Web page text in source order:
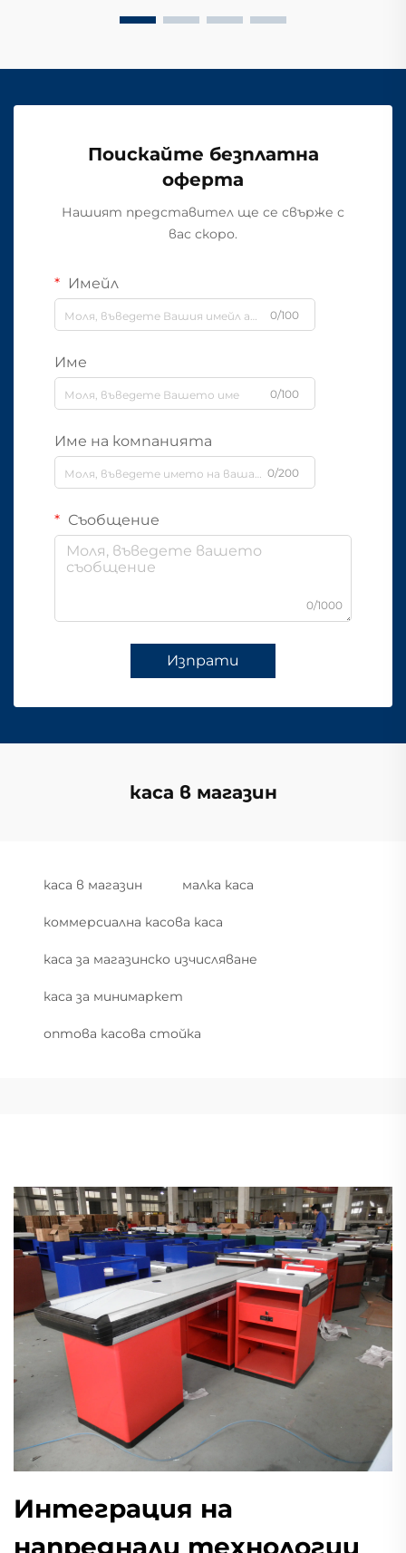
Поискайте безплатна
оферта
Нашият представител ще се свърже с
вас скоро.
Имейл
0/100
Име
0/100
Име на компанията
0/200
Съобщение
0/1000
Изпрати
каса в магазин
каса в магазин малка каса
коммерсиална касова каса
каса за магазинско изчисляване
каса за минимаркет
оптова касова стойка
Интеграция на
напреднали технологии